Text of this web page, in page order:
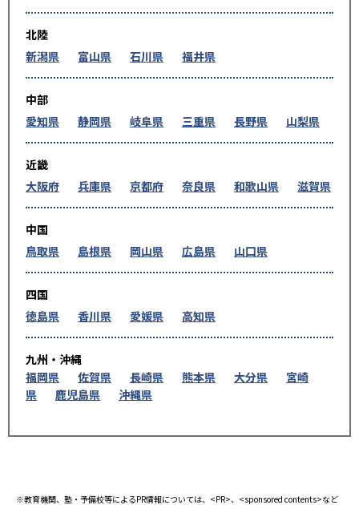
北陸
新潟県
富山県 石川県 福井県
中部
愛知県
静岡県 岐阜県 三重県 長野県 山梨県
近畿
大阪府
兵庫県 京都府 奈良県 和歌山県 滋賀県
中国
鳥取県
島根県 岡山県 広島県 山口県
四国
徳島県
香川県 愛媛県 高知県
九州・沖縄
福岡県
佐賀県 長崎県 熊本県 大分県
宮崎
県
鹿児島県 沖縄県
※教育機関、塾・予備校等によるPR情報については、<PR>、<sponsored contents>など